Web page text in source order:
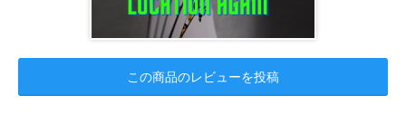
この商品のレビューを投稿